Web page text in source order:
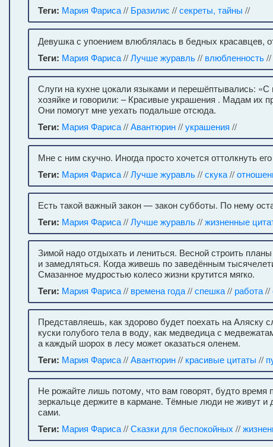
Теги: Мария Фариса// Бразилис //секреты, тайны //
Девушка с упоением влюблялась в бедных красавцев,
Теги: Мария Фариса//Лучше журавль// влюбленность//
Слуги на кухне цокали языками и перешёптывались: «С
хозяйке и говорили: – Красивые украшения . Мадам их
Они помогут мне уехать подальше отсюда.
Теги: Мария Фариса//Авантюрин//украшения //
Мне с ним скучно. Иногда просто хочется оттолкнуть
Теги: Мария Фариса//Лучше журавль//скука//
Есть такой важный закон — закон субботы. По нему
Теги: Мария Фариса//Лучше журавль//жизненные
Зимой надо отдыхать и лениться. Весной строить
и замедляться. Когда живешь по заведённым
Смазанное мудростью колесо жизни крутится мягко.
Теги: Мария Фариса// времена года//спешка// работа//
Представляешь, как здорово будет поехать на
куски голубого тела в воду, как медведица с
а каждый шорох в лесу может оказаться оленем.
Теги: Мария Фариса//Авантюрин// красивые цитаты //
Не рожайте лишь потому, что вам говорят, будто
зеркальце держите в кармане. Тёмные люди не живут и
сами.
Теги: Мария Фариса//Сказки для беспокойных //